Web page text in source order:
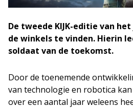
De tweede KIJK-editie van
de winkels te vinden. Hierin
soldaat van de toekomst.
Door de toenemende
van technologie en robotica
over een aantal jaar weleens